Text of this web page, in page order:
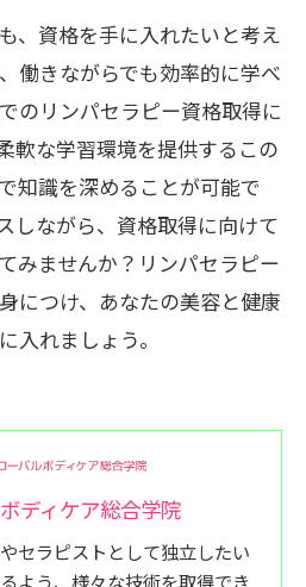
、資格を手に入れたいと考え
働きながらでも効率的に学べ
のリンパセラピー資格取得に
軟な学習環境を提供するこの
知識を深めることが可能で
しながら、資格取得に向けて
みませんか？リンパセラピー
につけ、あなたの美容と健康
入れましょう。
ディケア総合学院
セラピストとして独立したい
よう、様々な技術を取得でき